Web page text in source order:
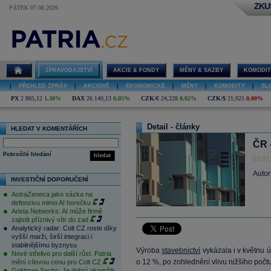
PÁTEK 07.08.2026
ZPRAVODAJSTVÍ AKCIE & FONDY MĚNY & SAZBY
PŘEHLED ZPRÁV AKCIOVÉ EKONOMICKÉ MĚNY KOMODITY
PX 2 805,12 1,30% DAX 26 140,13 0,05% CZK/€ 24,228 0,02% CZK/$ 21,025 0,00%
HLEDAT V KOMENTÁŘÍCH
hledat
Pokročilé hledání
INVESTIČNÍ DOPORUČENÍ
AstraZeneca jako sázka na
defenzivu mimo AI horečku
Arista Networks: AI může firmě
zajistit příznivý vítr do zad
Analytický radar: Colt CZ roste díky
vyšší marži, širší integraci i
stabilnějšímu byznysu
Nové střelivo pro další růst. Patria
mění cílovou cenu pro Colt CZ
Detail - články
ČR
Výrobastavebnictví vykázala i v květnu
o 12 %, po zohlednění vlivu nižšího